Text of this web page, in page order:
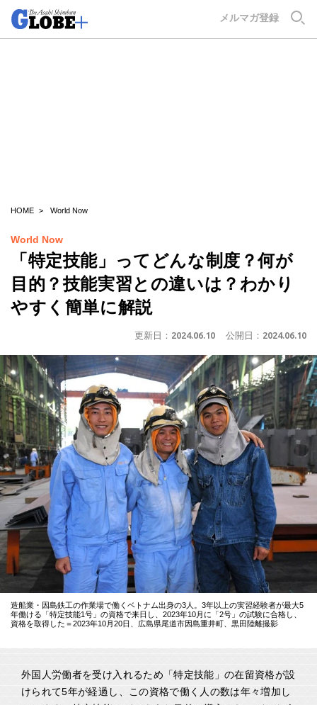
メルマガ登録
HOME World Now
World Now
「特定技能」ってどんな制度？何が
目的？技能実習との違いは？わかり
やすく簡単に解説
更新日： 2024.06.10 公開日： 2024.06.10
造船業・因島鉄工の作業場で働くベトナム出身の3人。3年以上の実習経験者が最大5
年働ける「特定技能1号」の資格で来日し、2023年10月に「2号」の試験に合格し、
資格を取得した＝2023年10月20日、広島県尾道市因島重井町、黒田陸離撮影
外国人労働者を受け入れるため「特定技能」の在留資格が設
けられて5年が経過し、この資格で働く人の数は年々増加し